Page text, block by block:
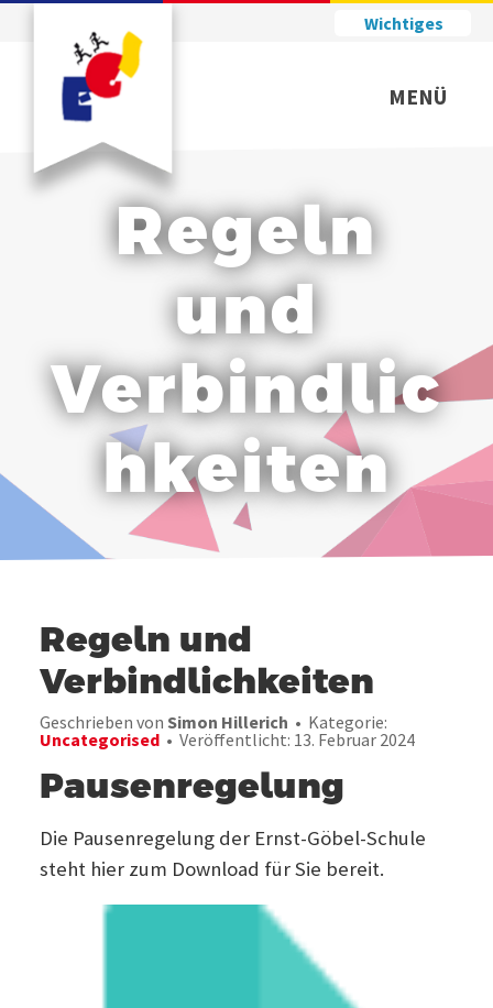
Wichtiges
MENÜ
Regeln
und
Verbindlic
hkeiten
Regeln und
Verbindlichkeiten
Geschrieben von Simon Hillerich
Kategorie:
Uncategorised
Veröffentlicht: 13. Februar 2024
Pausenregelung
Die Pausenregelung der Ernst-Göbel-Schule
steht hier zum Download für Sie bereit.